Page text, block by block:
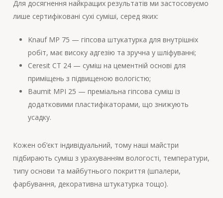
Для досягнення найкращих результатів ми застосовуємо
лише сертифіковані сухі суміші, серед яких:
Knauf MP 75 — гіпсова штукатурка для внутрішніх
робіт, має високу адгезію та зручна у шліфуванні;
Ceresit CT 24 — суміш на цементній основі для
приміщень з підвищеною вологістю;
Baumit MPI 25 — преміальна гіпсова суміш із
додатковими пластифікаторами, що знижують
усадку.
Кожен об’єкт індивідуальний, тому наші майстри
підбирають суміш з урахуванням вологості, температури,
типу основи та майбутнього покриття (шпалери,
фарбування, декоративна штукатурка тощо).